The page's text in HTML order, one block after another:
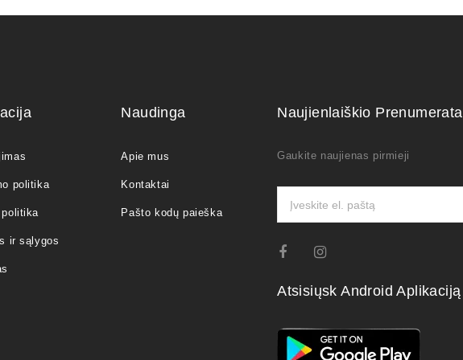
politika
ir sąlygos
Naudinga
Apie mus
Kontaktai
Pašto kodų paieška
Naujienlaiškio Prenumerata
Gaukite naujienas pirmieji
Atsisiųsk Android Aplikaciją